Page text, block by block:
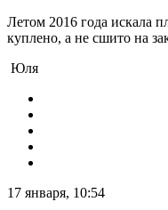
Летом 2016 года искала
куплено, а не сшито на
Юля
17 января, 10:54